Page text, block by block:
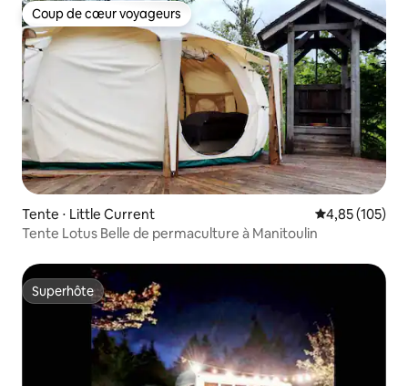
Coup de cœur voyageurs
Coup de cœur voyageurs
Tente ⋅ Little Current Évaluation
4,85 (105)
Tente Lotus Belle de permaculture à Manitoulin
Superhôte
Superhôte